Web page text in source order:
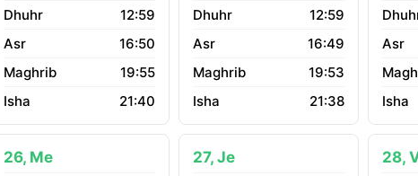
12:59
16:50
19:55
21:40
12:59
16:49
19:53
21:38
26, Me 27, Je 28,